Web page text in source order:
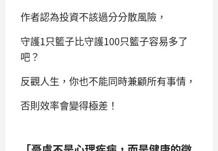
作者認為投資不該過分分散風險，
守護1只籃子比守護100只籃子容易多了
吧？
反觀人生，你也不能同時兼顧所有事情，
否則效率會變得極差！